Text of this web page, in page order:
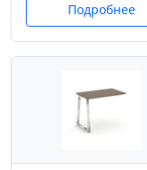
Подробнее